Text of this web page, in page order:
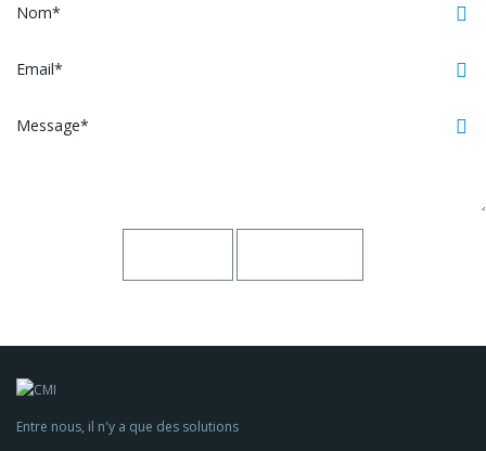
Entre nous, il n'y a que des solutions